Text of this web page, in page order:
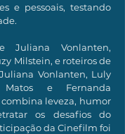
e pessoais, testando
Juliana Vonlanten,
Milstein, e roteiros de
Vonlanten, Luly
e Fernanda
combina leveza, humor
os desafios do
da Cinefilm foi